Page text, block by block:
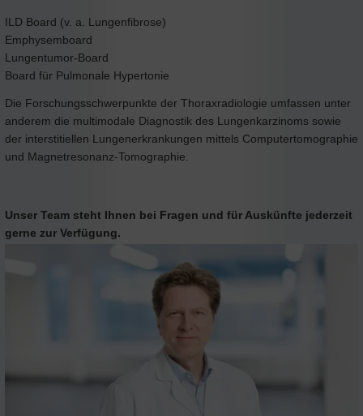
ILD Board (v. a. Lungenfibrose)
Emphysemboard
Lungentumor-Board
Board für Pulmonale Hypertonie
Die Forschungsschwerpunkte der Thoraxradiologie umfassen unter
anderem die multimodale Diagnostik des Lungenkarzinoms sowie
der interstitiellen Lungenerkrankungen mittels Computertomographie
und Magnetresonanz-Tomographie.
Unser Team steht Ihnen bei Fragen und für Auskünfte jederzeit
gerne zur Verfügung.